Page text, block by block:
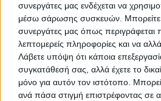
συνεργάτες μας ενδέχεται να
μέσω σάρωσης συσκευών. Μπορείτε
συνεργάτες μας όπως
λεπτομερείς πληροφορίες και να
Λάβετε υπόψη ότι κάποια
συγκατάθεσή σας, αλλά έχετε το
μόνο για αυτόν τον ιστότοπο.
ανά πάσα στιγμή επιστρέφοντας σε
την εφημερίδα ΝΕΟΣ
εξελίξεις στην περιοχή της